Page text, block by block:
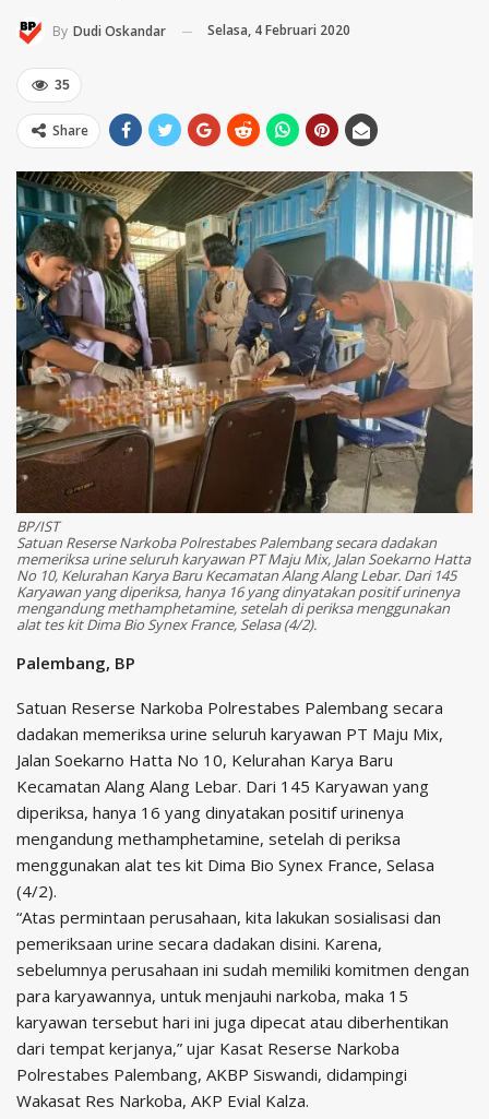
By Dudi Oskandar Selasa, 4 Februari 2020
35
Share
BP/IST
Satuan Reserse Narkoba Polrestabes Palembang secara dadakan
memeriksa urine seluruh karyawan PT Maju Mix, Jalan Soekarno Hatta
No 10, Kelurahan Karya Baru Kecamatan Alang Alang Lebar. Dari 145
Karyawan yang diperiksa, hanya 16 yang dinyatakan positif urinenya
mengandung methamphetamine, setelah di periksa menggunakan
alat tes kit Dima Bio Synex France, Selasa (4/2).
Palembang, BP
Satuan Reserse Narkoba Polrestabes Palembang secara
dadakan memeriksa urine seluruh karyawan PT Maju Mix,
Jalan Soekarno Hatta No 10, Kelurahan Karya Baru
Kecamatan Alang Alang Lebar. Dari 145 Karyawan yang
diperiksa, hanya 16 yang dinyatakan positif urinenya
mengandung methamphetamine, setelah di periksa
menggunakan alat tes kit Dima Bio Synex France, Selasa
(4/2).
“Atas permintaan perusahaan, kita lakukan sosialisasi dan
pemeriksaan urine secara dadakan disini. Karena,
sebelumnya perusahaan ini sudah memiliki komitmen dengan
para karyawannya, untuk menjauhi narkoba, maka 15
karyawan tersebut hari ini juga dipecat atau diberhentikan
dari tempat kerjanya,” ujar Kasat Reserse Narkoba
Polrestabes Palembang, AKBP Siswandi, didampingi
Wakasat Res Narkoba, AKP Evial Kalza.